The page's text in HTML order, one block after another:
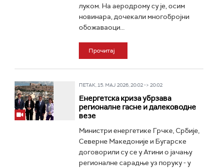
луком. На аеродрому су је, осим
новинара, дочекали многобројни
обожаваоци...
Прочитај
ПЕТАК, 15. МАЈ 2026, 20:02 -> 20:02
Енергетска криза убрзава
регионалне гасне и далеководне
везе
Министри енергетике Грчке, Србије,
Северне Македоније и Бугарске
договорили су се у Атини о јачању
регионалне сарадње уз поруку - у